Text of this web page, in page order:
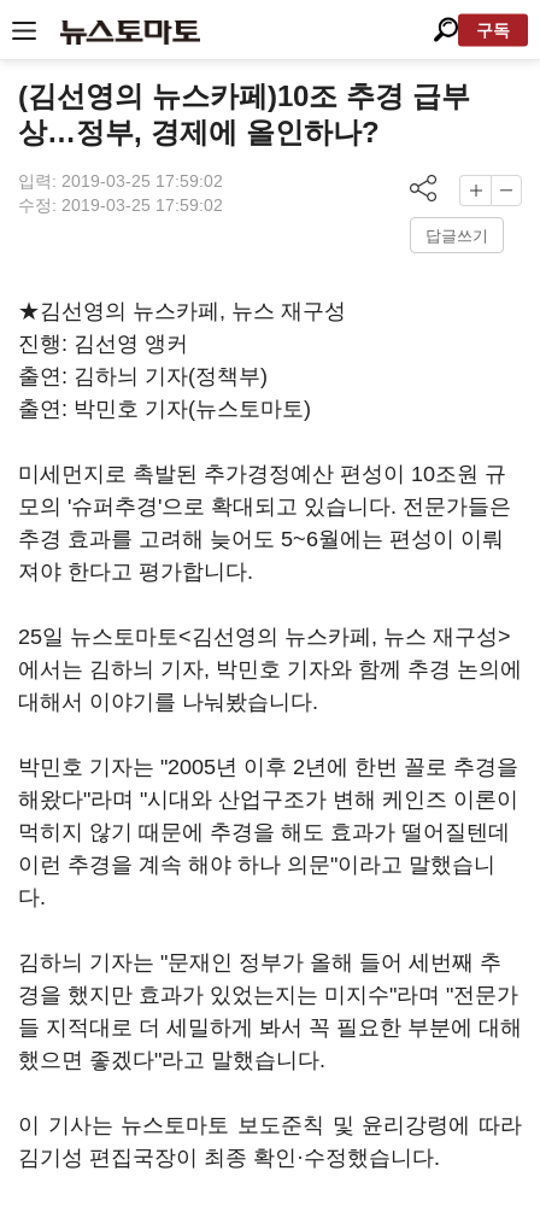
구독
(김선영의 뉴스카페)10조 추경 급부
상…정부, 경제에 올인하나?
입력: 2019-03-25 17:59:02
수정: 2019-03-25 17:59:02
답글쓰기
★김선영의 뉴스카페, 뉴스 재구성
진행: 김선영 앵커
출연: 김하늬 기자(정책부)
출연: 박민호 기자(뉴스토마토)
미세먼지로 촉발된 추가경정예산 편성이 10조원 규
모의 '슈퍼추경'으로 확대되고 있습니다. 전문가들은
추경 효과를 고려해 늦어도 5~6월에는 편성이 이뤄
져야 한다고 평가합니다.
25일 뉴스토마토<김선영의 뉴스카페, 뉴스 재구성>
에서는 김하늬 기자, 박민호 기자와 함께 추경 논의에
대해서 이야기를 나눠봤습니다.
박민호 기자는 "2005년 이후 2년에 한번 꼴로 추경을
해왔다"라며 "시대와 산업구조가 변해 케인즈 이론이
먹히지 않기 때문에 추경을 해도 효과가 떨어질텐데
이런 추경을 계속 해야 하나 의문"이라고 말했습니
다.
김하늬 기자는 "문재인 정부가 올해 들어 세번째 추
경을 했지만 효과가 있었는지는 미지수"라며 "전문가
들 지적대로 더 세밀하게 봐서 꼭 필요한 부분에 대해
했으면 좋겠다"라고 말했습니다.
이 기사는 뉴스토마토 보도준칙 및 윤리강령에 따라
김기성 편집국장이 최종 확인·수정했습니다.